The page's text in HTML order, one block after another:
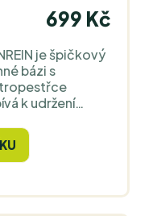
699 Kč
je špičkový
bázi s
k udržení
cholinu.